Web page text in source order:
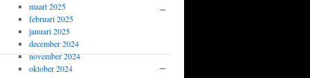
–
–
maart 2025
februari 2025
januari 2025
december 2024
november 2024
oktober 2024